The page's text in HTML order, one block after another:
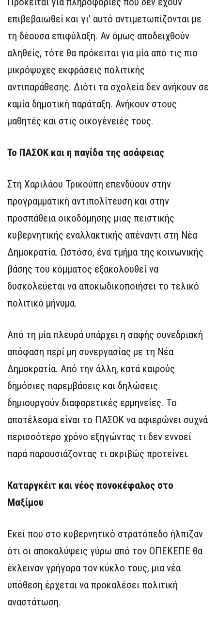
επιβεβαιωθεί και γι’ αυτό αντιμετωπίζονται με
τη δέουσα επιφύλαξη. Αν όμως αποδειχθούν
αληθείς, τότε θα πρόκειται για μία από τις πιο
μικρόψυχες εκφράσεις πολιτικής
αντιπαράθεσης. Διότι τα σχολεία δεν ανήκουν σε
καμία δημοτική παράταξη. Ανήκουν στους
μαθητές και στις οικογένειές τους.
Το ΠΑΣΟΚ και η παγίδα της ασάφειας
Στη Χαριλάου Τρικούπη επενδύουν στην
προγραμματική αντιπολίτευση και στην
προσπάθεια οικοδόμησης μιας πειστικής
κυβερνητικής εναλλακτικής απέναντι στη Νέα
Δημοκρατία. Ωστόσο, ένα τμήμα της κοινωνικής
βάσης του κόμματος εξακολουθεί να
δυσκολεύεται να αποκωδικοποιήσει το τελικό
πολιτικό μήνυμα.
Από τη μία πλευρά υπάρχει η σαφής συνεδριακή
απόφαση περί μη συνεργασίας με τη Νέα
Δημοκρατία. Από την άλλη, κατά καιρούς
δημόσιες παρεμβάσεις και δηλώσεις
δημιουργούν διαφορετικές ερμηνείες. Το
αποτέλεσμα είναι το ΠΑΣΟΚ να αφιερώνει συχνά
περισσότερο χρόνο εξηγώντας τι δεν εννοεί
παρά παρουσιάζοντας τι ακριβώς προτείνει.
Καταργκέιτ και νέος πονοκέφαλος στο
Μαξίμου
Εκεί που στο κυβερνητικό στρατόπεδο ήλπιζαν
ότι οι αποκαλύψεις γύρω από τον ΟΠΕΚΕΠΕ θα
έκλειναν γρήγορα τον κύκλο τους, μια νέα
υπόθεση έρχεται να προκαλέσει πολιτική
αναστάτωση.